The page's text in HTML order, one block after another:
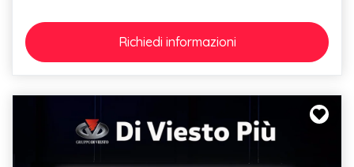
Richiedi informazioni